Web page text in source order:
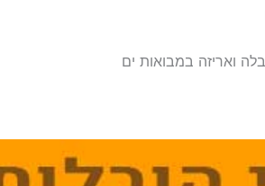
ואריזה במבואות ים